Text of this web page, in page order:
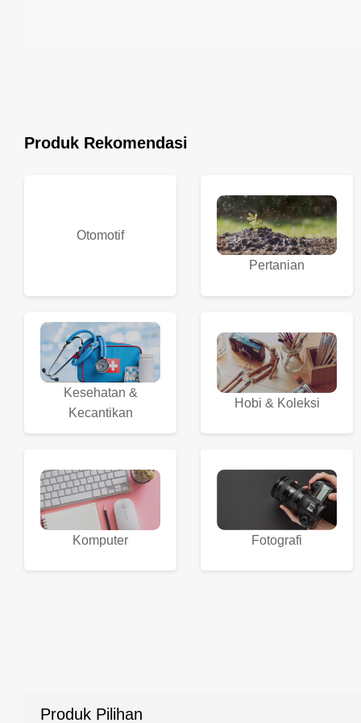
Produk Rekomendasi
Otomotif
Pertanian
Kesehatan &
Kecantikan
Hobi & Koleksi
Komputer Fotografi
Produk Pilihan